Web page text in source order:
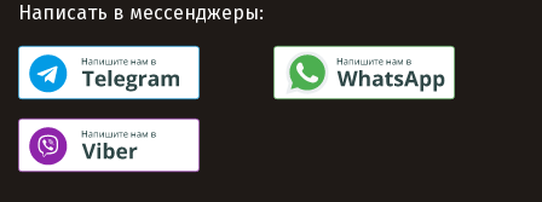
Написать в мессенджеры: